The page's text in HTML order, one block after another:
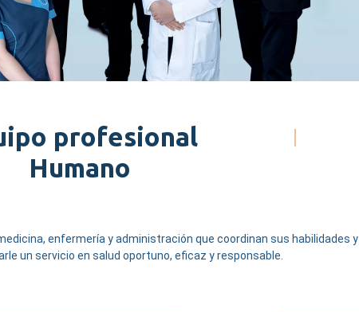
profesional
Humano
enfermería y administración que coordinan sus habilidades y
un servicio en salud oportuno, eficaz y responsable.